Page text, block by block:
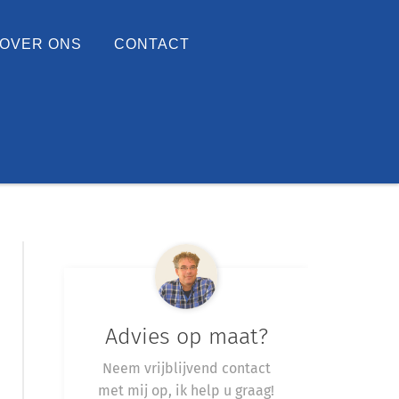
OVER ONS CONTACT
Advies op maat?
Neem vrijblijvend contact
met mij op, ik help u graag!